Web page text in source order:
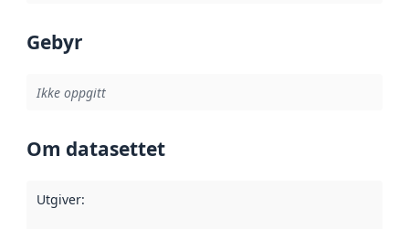
Gebyr
Ikke oppgitt
Om datasettet
Utgiver: